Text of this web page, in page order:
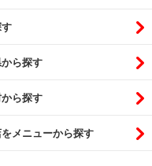
ら探す
ら探す
メニューから探す